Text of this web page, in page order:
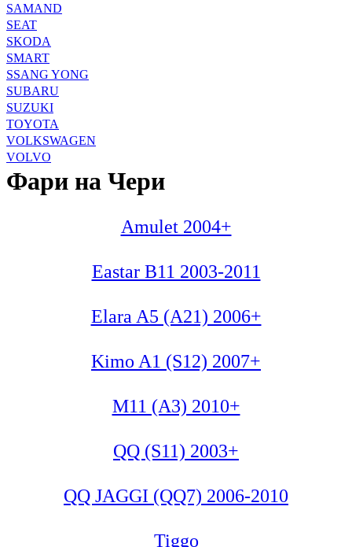
SAMAND
SEAT
SKODA
SMART
SSANG YONG
SUBARU
SUZUKI
TOYOTA
VOLKSWAGEN
VOLVO
Фари на Чери
Amulet 2004+
Eastar B11 2003-2011
Elara A5 (A21) 2006+
Kimo A1 (S12) 2007+
M11 (A3) 2010+
QQ (S11) 2003+
QQ JAGGI (QQ7) 2006-2010
Tiggo